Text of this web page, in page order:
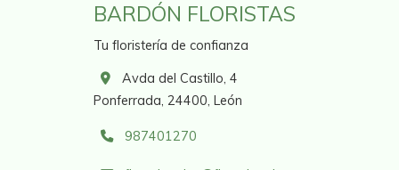
BARDÓN FLORISTAS
Tu floristería de confianza
Avda del Castillo, 4
Ponferrada, 24400, León
987401270